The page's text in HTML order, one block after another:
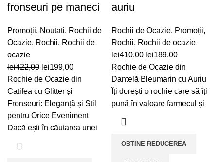
fronseuri pe maneci
Promoții, Noutati, Rochii de
Ocazie, Rochii, Rochii de
ocazie
lei422,00 Prețul
inițial
a
fost:
lei422,00.
lei199,00Prețul
curent
lei199,00.
Rochie de Ocazie din
Catifea cu Glitter și
Fronseuri: Eleganță și Stil
pentru Orice Eveniment
Dacă ești în căutarea unei
auriu
Rochii de Ocazie, Promoții,
Rochii, Rochii de ocazie
lei410,00 Prețul
inițial
a
fost:
lei410,00.
lei189,00Prețul
curent
este:
lei189,00.
Rochie de Ocazie din
Dantelă Bleumarin cu Auriu
Îți dorești o rochie care să îți
pună în valoare farmecul și
OBTINE REDUCEREA